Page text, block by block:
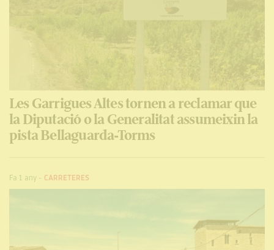
Les Garrigues Altes tornen a reclamar que
la Diputació o la Generalitat assumeixin la
pista Bellaguarda-Torms
Fa 1 any- CARRETERES